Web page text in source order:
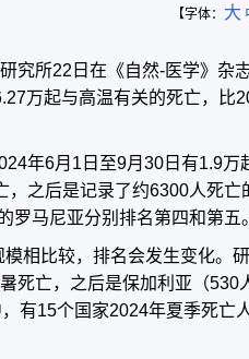
【字体： 大
究所22日在《自然-医学》杂
万起与高温有关的死亡，比
年6月1日至9月30日有1.9万
，之后是记录了约6300人死亡
罗马尼亚分别排名第四和第五。
相比较，排名会发生变化。
死亡，之后是保加利亚（530
有15个国家2024年夏季死亡